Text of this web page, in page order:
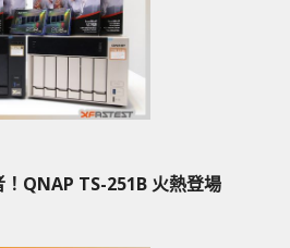
QNAP TS-251B 火熱登場